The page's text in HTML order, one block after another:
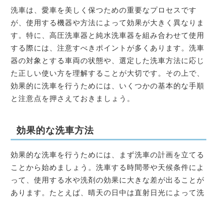
洗車は、愛車を美しく保つための重要なプロセスです
が、使用する機器や方法によって効果が大きく異なりま
す。特に、高圧洗車器と純水洗車器を組み合わせて使用
する際には、注意すべきポイントが多くあります。洗車
器の対象とする車両の状態や、選定した洗車方法に応じ
た正しい使い方を理解することが大切です。その上で、
効果的に洗車を行うためには、いくつかの基本的な手順
と注意点を押さえておきましょう。
効果的な洗車方法
効果的な洗車を行うためには、まず洗車の計画を立てる
ことから始めましょう。洗車する時間帯や天候条件によ
って、使用する水や洗剤の効果に大きな差が出ることが
あります。たとえば、晴天の日中は直射日光によって洗